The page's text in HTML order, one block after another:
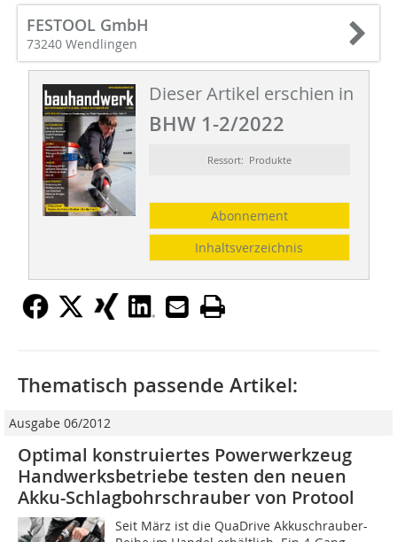
FESTOOL GmbH
73240 Wendlingen
Dieser Artikel erschien in
BHW 1-2/2022
Ressort: Produkte
Abonnement
Inhaltsverzeichnis
Thematisch passende Artikel:
Ausgabe 06/2012
Optimal konstruiertes Powerwerkzeug
Handwerksbetriebe testen den neuen
Akku-Schlagbohrschrauber von Protool
Seit März ist die QuaDrive Akkuschrauber-